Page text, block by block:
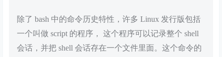
除了 bash 中的命令历史特性，许多 Linux 发行版包括
一个叫做 script 的程序， 这个程序可以记录整个 shell
会话，并把 shell 会话存在一个文件里面。这个命令的